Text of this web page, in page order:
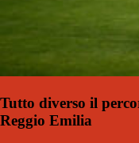
Tutto diverso il
Reggio Emilia